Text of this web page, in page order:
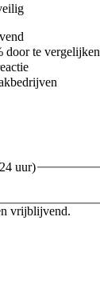
door te vergelijken
uur)
vrijblijvend.